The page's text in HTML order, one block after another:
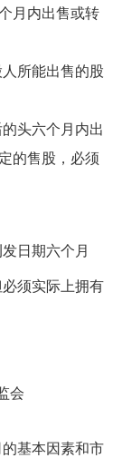
月内出售或转
所能出售的股
头六个月内出
的售股，必须
日期六个月
须实际上拥有
会
基本因素和市